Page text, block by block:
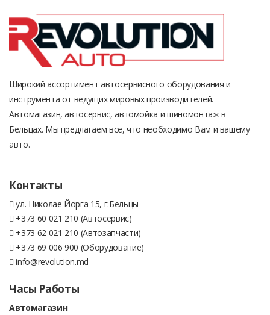
Широкий ассортимент автосервисного оборудования и
инструмента от ведущих мировых производителей.
Автомагазин, автосервис, автомойка и шиномонтаж в
Бельцах. Мы предлагаем все, что необходимо Вам и вашему
авто.
Контакты
ул. Николае Йорга 15, г.Бельцы
+373 60 021 210 (Автосервис)
+373 62 021 210 (Автозапчасти)
+373 69 006 900 (Оборудование)
info@revolution.md
Часы Работы
Автомагазин